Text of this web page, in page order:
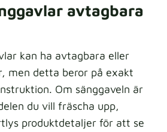
avtagbara
kan ha avtagbara eller
men detta beror på exakt
Om sänggaveln är
du vill fräscha upp,
produktdetaljer för att se